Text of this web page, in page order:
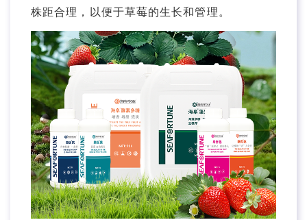
株距合理，以便于草莓的生长和管理。